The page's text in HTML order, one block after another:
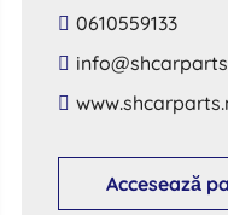
0610559133
Accesează